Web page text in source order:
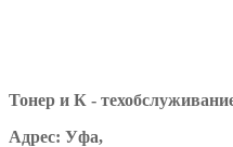
Тонер и К -
Адрес: Уфа,